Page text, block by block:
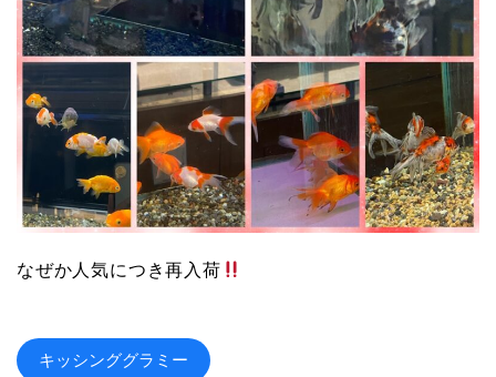
なぜか人気につき再入荷
キッシンググラミー